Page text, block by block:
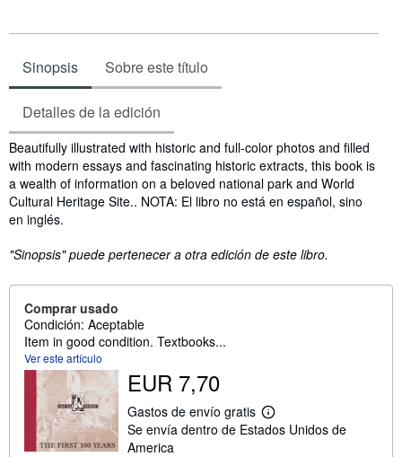
Sinopsis Sobre este título
Detalles de la edición
Sinopsis
Beautifully illustrated with historic and full-color photos and filled
with modern essays and fascinating historic extracts, this book is
a wealth of information on a beloved national park and World
Cultural Heritage Site.. NOTA: El libro no está en español, sino
en inglés.
"Sinopsis" puede pertenecer a otra edición de este libro.
Comprar usado
Condición: Aceptable
Item in good condition. Textbooks...
Ver este artículo
EUR 7,70
Gastos de envío gratis
M
á
Se envía dentro de Estados Unidos de
America